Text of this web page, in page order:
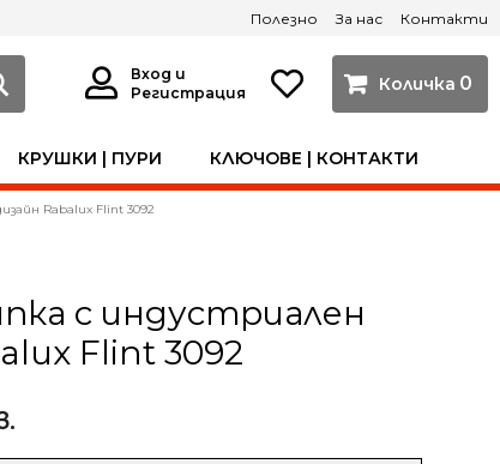
КРУШКИ | ПУРИ КЛЮЧОВЕ | КОНТАКТИ
0
Вход и
Регистрация
Полезно За нас Контакти
Rabalux Flint 3092
с индустриален
Flint 3092